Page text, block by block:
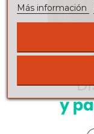
Más información